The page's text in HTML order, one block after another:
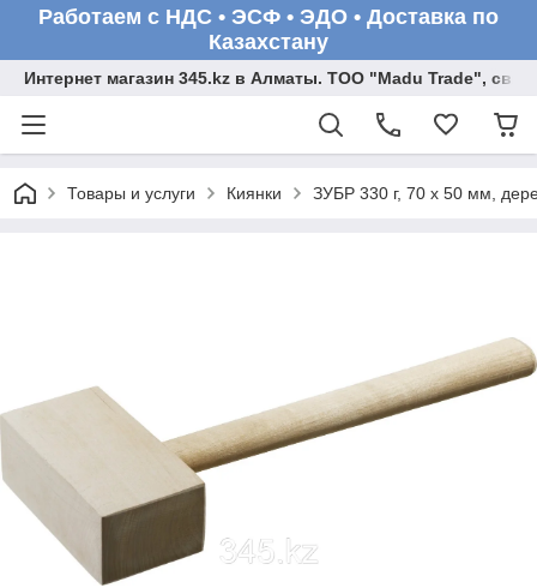
Работаем с НДС • ЭСФ • ЭДО • Доставка по
Казахстану
Интернет магазин 345.kz в Алматы. ТОО "Madu Trade",
Товары и услуги Киянки ЗУБР 330 г, 70 х 50 мм,